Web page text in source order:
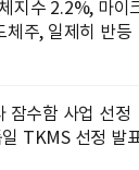
지수 2.2%, 마이
체주, 일제히 반등
잠수함 사업 선정
TKMS 선정 발